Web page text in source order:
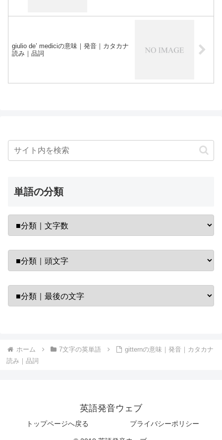
giulio de’ mediciの意味｜発音｜カタカナ
読み｜品詞
単語の分類
ホーム 7文字の英単語
gitternの意味｜発音｜カタカナ
読み｜品詞
英語発音ウェブ
トップページへ戻る プライバシーポリシー